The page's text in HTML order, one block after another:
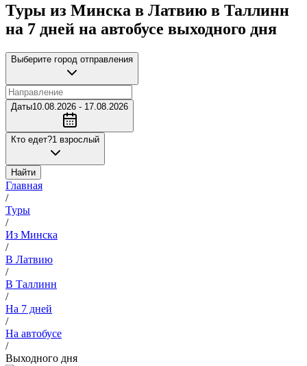
Туры из Минска в Латвию в Таллинн
на 7 дней на автобусе выходного дня
Выберите город отправления
Даты10.08.2026 - 17.08.2026
Кто едет?1 взрослый
Найти
Главная
/
Туры
/
Из Минска
/
В Латвию
/
В Таллинн
/
На 7 дней
/
На автобусе
/
Выходного дня